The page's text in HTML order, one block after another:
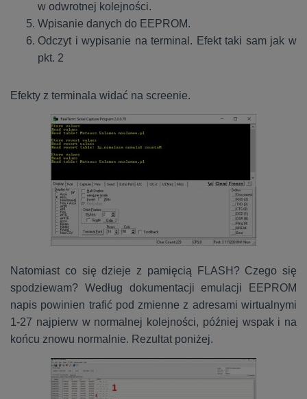
w odwrotnej kolejności.
Wpisanie danych do EEPROM.
Odczyt i wypisanie na terminal. Efekt taki sam jak w
pkt. 2
Efekty z terminala widać na screenie.
Natomiast co się dzieje z pamięcią FLASH? Czego się
spodziewam? Według dokumentacji emulacji EEPROM
napis powinien trafić pod zmienne z adresami wirtualnymi
1-27 najpierw w normalnej kolejności, później wspak i na
końcu znowu normalnie. Rezultat poniżej.